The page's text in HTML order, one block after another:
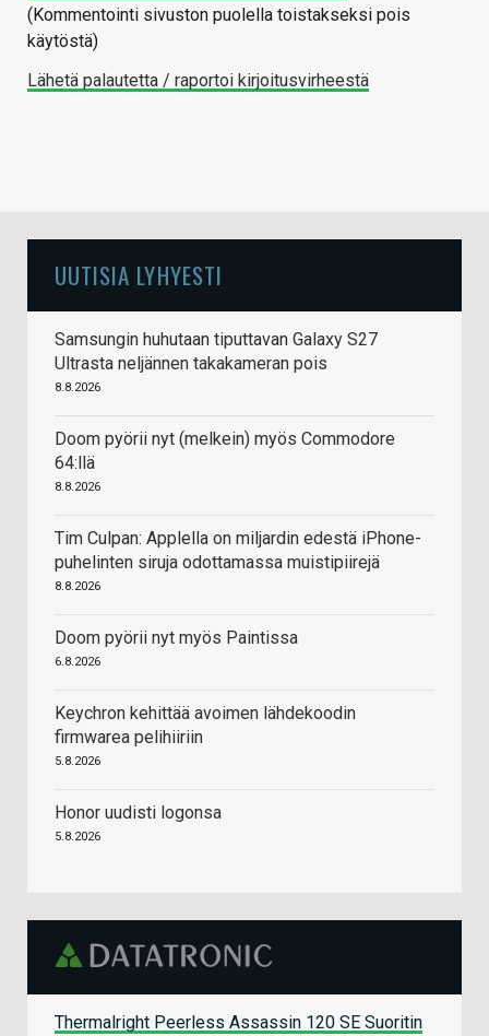
(Kommentointi sivuston puolella toistakseksi pois
käytöstä)
Lähetä palautetta / raportoi kirjoitusvirheestä
UUTISIA LYHYESTI
Samsungin huhutaan tiputtavan Galaxy S27
Ultrasta neljännen takakameran pois
8.8.2026
Doom pyörii nyt (melkein) myös Commodore
64:llä
8.8.2026
Tim Culpan: Applella on miljardin edestä iPhone-
puhelinten siruja odottamassa muistipiirejä
8.8.2026
Doom pyörii nyt myös Paintissa
6.8.2026
Keychron kehittää avoimen lähdekoodin
firmwarea pelihiiriin
5.8.2026
Honor uudisti logonsa
5.8.2026
Thermalright Peerless Assassin 120 SE Suoritin